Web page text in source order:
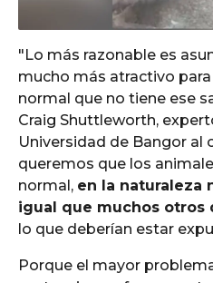
"Lo más razonable es
mucho más atractivo
normal que no tiene ese
Craig Shuttleworth,
Universidad de Bangor al
queremos que los
normal, en la naturaleza
igual que muchos otros
lo que deberían estar
Porque el mayor